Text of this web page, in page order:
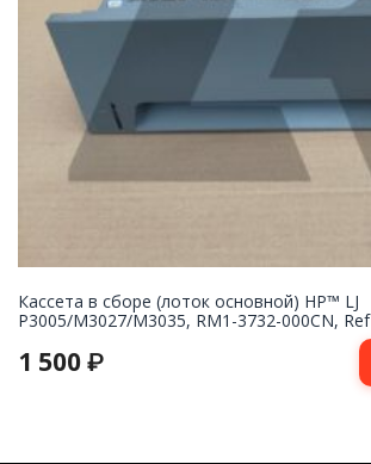
Кассета в сборе (лоток основной) HP™ LJ
P3005/M3027/M3035, RM1-3732-000CN, Ref
1 500 ₽